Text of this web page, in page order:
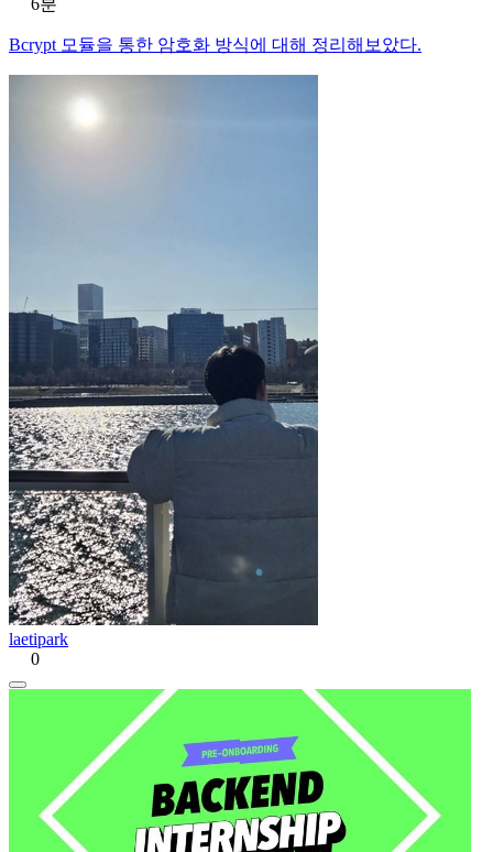
Bcrypt 모듈을 통한 암호화 방식에 대해 정리해보았다.
laetipark
0